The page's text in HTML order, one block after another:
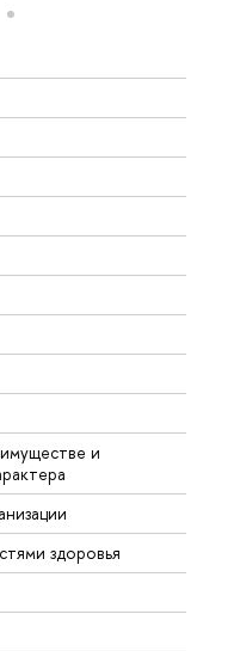
и
здоровья